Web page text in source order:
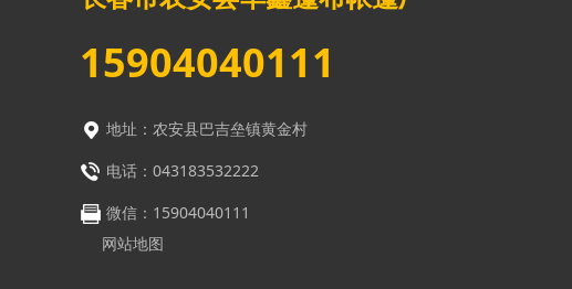
15904040111
地址：农安县巴吉垒镇黄金村
电话：043183532222
微信： 15904040111
网站地图